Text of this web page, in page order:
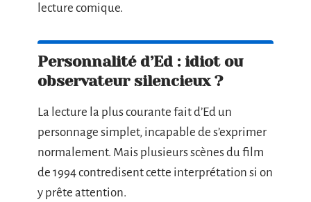
lecture comique.
Personnalité d’Ed : idiot ou
observateur silencieux ?
La lecture la plus courante fait d’Ed un
personnage simplet, incapable de s’exprimer
normalement. Mais plusieurs scènes du film
de 1994 contredisent cette interprétation si on
y prête attention.